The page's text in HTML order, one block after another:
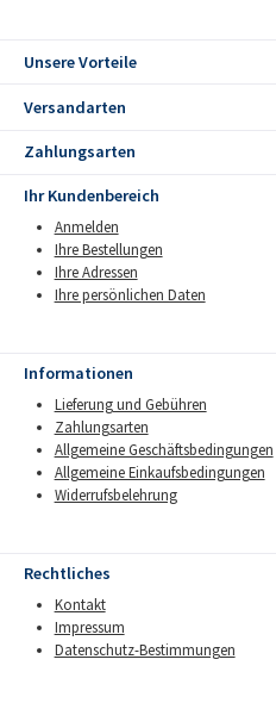
Unsere Vorteile
Versandarten
Zahlungsarten
Ihr Kundenbereich
Anmelden
Ihre Bestellungen
Ihre Adressen
Ihre persönlichen Daten
Informationen
Lieferung und Gebühren
Zahlungsarten
Allgemeine Geschäftsbedingungen
Allgemeine Einkaufsbedingungen
Widerrufsbelehrung
Rechtliches
Kontakt
Impressum
Datenschutz-Bestimmungen